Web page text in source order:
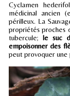
Cyclamen
médicinal ancien
périlleux. La
propriétés proches
tubercule; le suc
empoisonner des
peut provoquer une